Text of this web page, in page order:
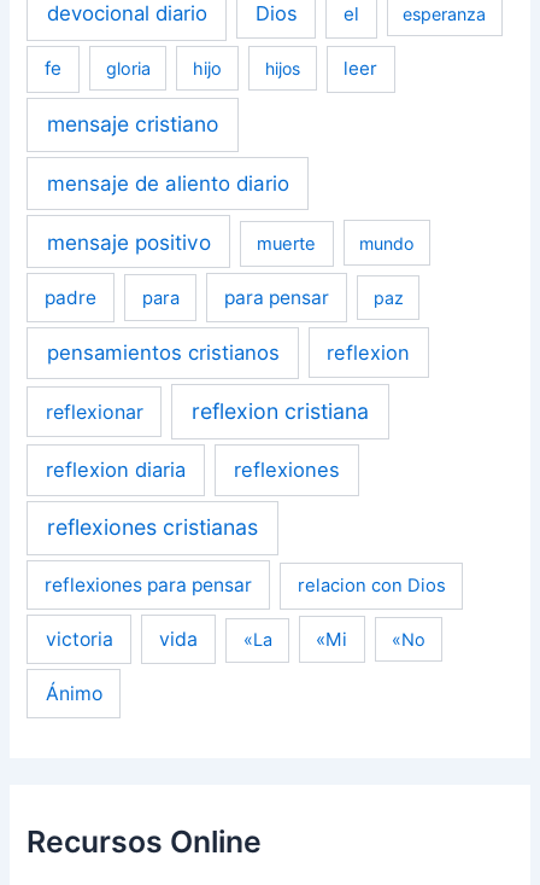
devocional diario Dios el esperanza
fe gloria hijo hijos leer
mensaje cristiano
mensaje de aliento diario
mensaje positivo muerte mundo
padre para para pensar paz
pensamientos cristianos reflexion
reflexionar reflexion cristiana
reflexion diaria reflexiones
reflexiones cristianas
reflexiones para pensar relacion con Dios
victoria vida «La «Mi «No
Ánimo
Recursos Online